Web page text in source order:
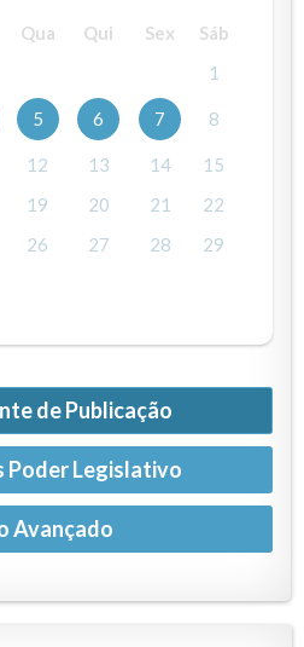
Qua Qui Sex
Sáb
1
5 6 7 8
12 13 14
15
19 20 21
22
26 27 28
29
de Publicação
Poder Legislativo